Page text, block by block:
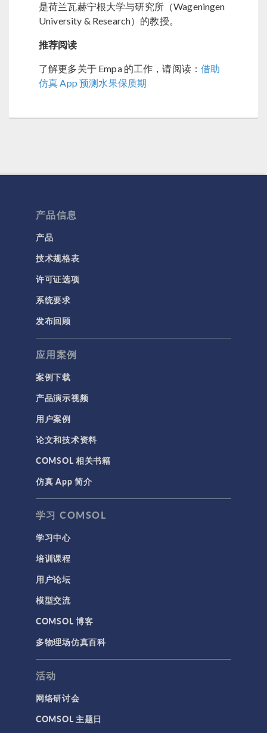
是荷兰瓦赫宁根大学与研究所（Wageningen
University & Research）的教授。
推荐阅读
了解更多关于 Empa 的工作，请阅读： 借助
仿真 App 预测水果保质期
产品信息
产品
技术规格表
许可证选项
系统要求
发布回顾
应用案例
案例下载
产品演示视频
用户案例
论文和技术资料
COMSOL 相关书籍
仿真 App 简介
学习 COMSOL
学习中心
培训课程
用户论坛
模型交流
COMSOL 博客
多物理场仿真百科
活动
网络研讨会
COMSOL 主题日